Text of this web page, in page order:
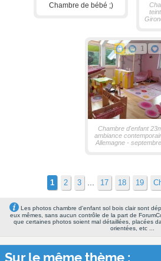
Chambre de bébé ;)
1
Chambre d'enfant
ambiance
Allemagne - septembre
1 2 3 17 18 19
Les photos chambre d'enfant sol bois clair sont
eux mêmes, sans aucun contrôle de la part de
que certaines photos soient mal détaillées, placées
orientées, etc ...
Sur le même thème :